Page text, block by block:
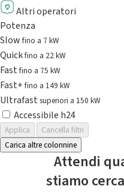
Altri operatori
Potenza
Slowfino a 7 kW
Quickfino a 22 kW
Fastfino a 75 kW
Fast+fino a 149 kW
Ultrafast superiori a 150 kW
Accessibile h24
Applica
Cancella filtri
Carica altre colonnine
Attendi
stiamo